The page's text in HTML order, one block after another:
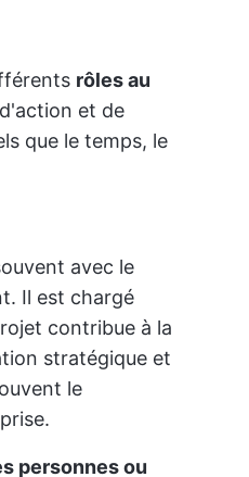
rôles au
et de
que le temps, le
avec le
Il est chargé
contribue à la
stratégique et
le
personnes ou